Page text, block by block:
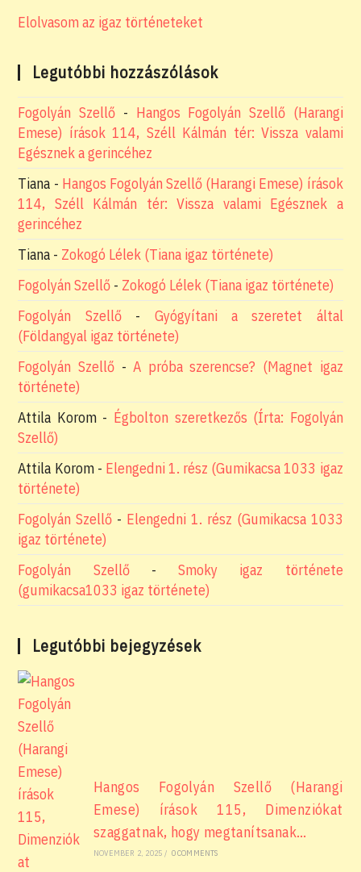
Elolvasom az igaz történeteket
Legutóbbi hozzászólások
Fogolyán Szellő - Hangos Fogolyán Szellő (Harangi
Emese) írások 114, Széll Kálmán tér: Vissza valami
Egésznek a gerincéhez
Tiana - Hangos Fogolyán Szellő (Harangi Emese) írások
114, Széll Kálmán tér: Vissza valami Egésznek a
gerincéhez
Tiana - Zokogó Lélek (Tiana igaz története)
Fogolyán Szellő - Zokogó Lélek (Tiana igaz története)
Fogolyán Szellő- Gyógyítani a szeretet által
(Földangyal igaz története)
Fogolyán Szellő -A próba szerencse? (Magnet igaz
története)
Attila Korom- Égbolton szeretkezős (Írta: Fogolyán
Szellő)
Attila Korom- Elengedni 1. rész (Gumikacsa 1033 igaz
története)
Fogolyán Szellő - Elengedni 1. rész (Gumikacsa 1033
igaz története)
Fogolyán Szellő-Smoky igaz története
(gumikacsa1033 igaz története)
Legutóbbi bejegyzések
Hangos Fogolyán Szellő (Harangi
Emese) írások 115, Dimenziókat
szaggatnak, hogy megtanítsanak…
NOVEMBER 2, 2025 / 0 COMMENTS